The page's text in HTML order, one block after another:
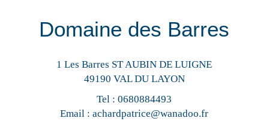
Domaine des Barres
1 Les Barres ST AUBIN DE LUIGNE
49190 VAL DU LAYON
Tel :0680884493
Email :achardpatrice@wanadoo.fr